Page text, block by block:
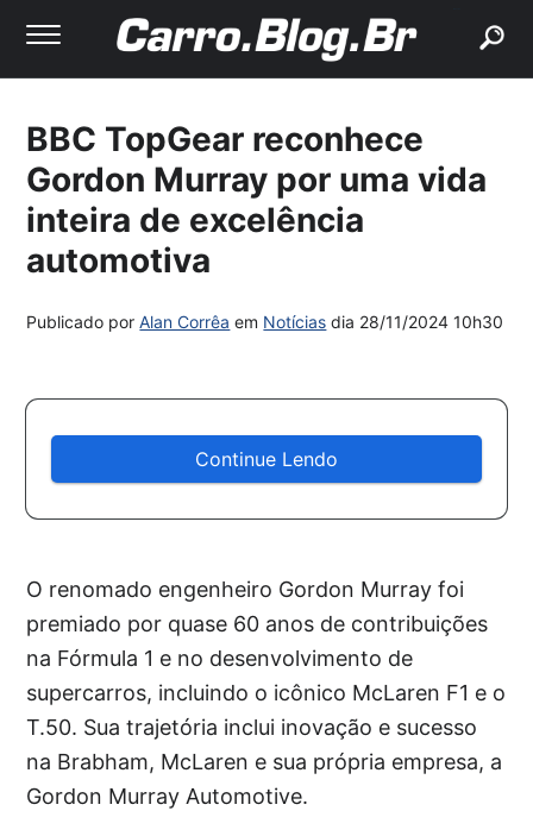
BBC TopGear reconhece
Gordon Murray por uma vida
inteira de excelência
automotiva
Publicado porAlan Corrêa em Notícias dia 28/11/2024 10h30
Continue Lendo
O renomado engenheiro Gordon Murray foi
premiado por quase 60 anos de contribuições
na Fórmula 1 e no desenvolvimento de
supercarros, incluindo o icônico McLaren F1 e o
T.50. Sua trajetória inclui inovação e sucesso
na Brabham, McLaren e sua própria empresa, a
Gordon Murray Automotive.